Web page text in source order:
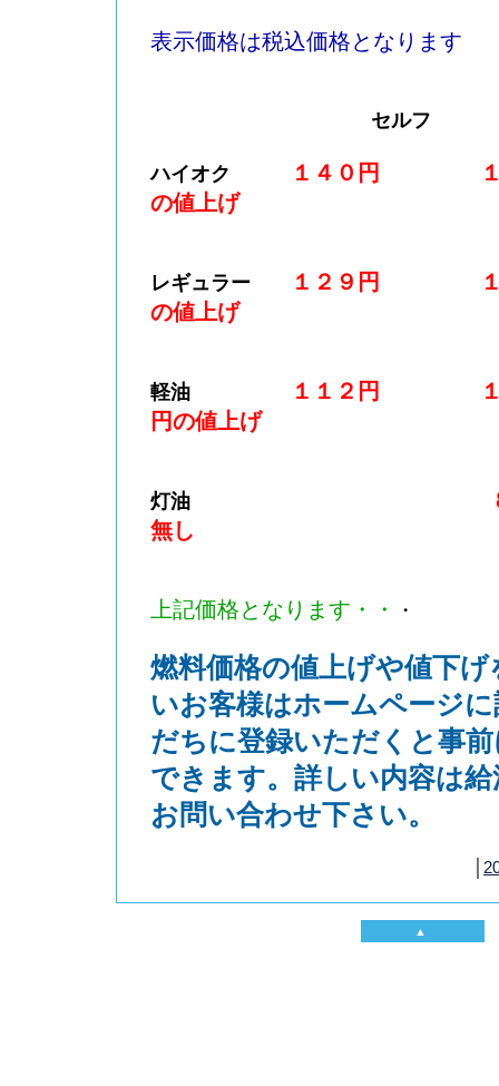
表示価格は税込価格となります
セル
ハイオク １４０円
の値上げ
レギュラー １２９円
の値上げ
軽油 １１２円
円の値上げ
灯油
無し
上記価格となります・・ ・
燃料価格の値上げや値下
いお客様はホームページ
だちに登録いただくと事
できます。詳しい内容は
お問い合わせ下さい。
▲